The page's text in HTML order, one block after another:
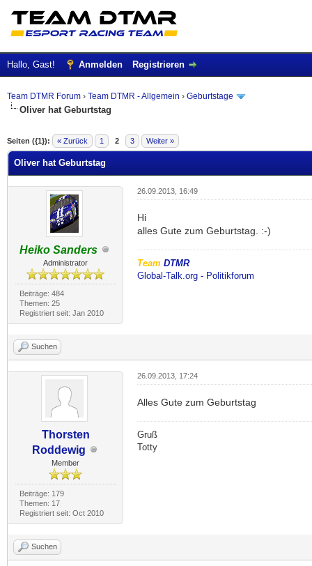
Hallo, Gast! Anmelden Registrieren
Team DTMR Forum › Team DTMR - Allgemein › Geburtstage
Oliver hat Geburtstag
Seiten ({1}): « Zurück 1 2 3 Weiter »
Durchschnitt
Oliver hat Geburtstag
Heiko Sanders
Administrator
Beiträge: 484
Themen: 25
Registriert seit: Jan 2010
26.09.2013, 16:49
Hi
alles Gute zum Geburtstag. :-)
Team DTMR
Global-Talk.org - Politikforum
Suchen
Thorsten
Roddewig
Member
Beiträge: 179
Themen: 17
Registriert seit: Oct 2010
26.09.2013, 17:24
Alles Gute zum Geburtstag
Gruß
Totty
Suchen